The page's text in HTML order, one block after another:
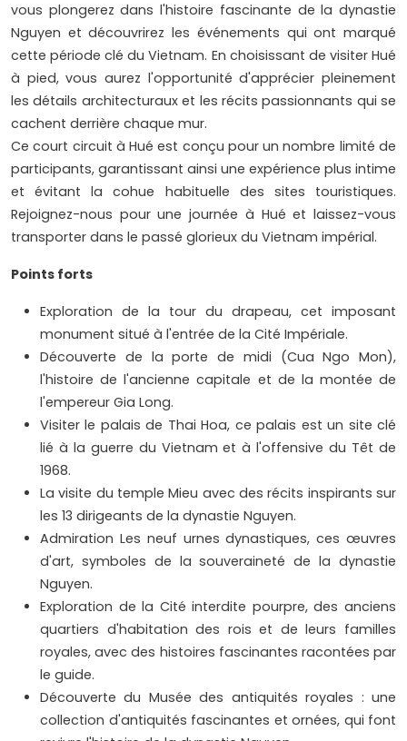
vous plongerez dans l'histoire fascinante de la dynastie
Nguyen et découvrirez les événements qui ont marqué
cette période clé du Vietnam. En choisissant de visiter Hué
à pied, vous aurez l'opportunité d'apprécier pleinement
les détails architecturaux et les récits passionnants qui se
cachent derrière chaque mur.
Ce court circuit à Hué est conçu pour un nombre limité de
participants, garantissant ainsi une expérience plus intime
et évitant la cohue habituelle des sites touristiques.
Rejoignez-nous pour une journée à Hué et laissez-vous
transporter dans le passé glorieux du Vietnam impérial.
Points forts
Exploration de la tour du drapeau, cet imposant
monument situé à l'entrée de la Cité Impériale.
Découverte de la porte de midi (Cua Ngo Mon),
l'histoire de l'ancienne capitale et de la montée de
l'empereur Gia Long.
Visiter le palais de Thai Hoa, ce palais est un site clé
lié à la guerre du Vietnam et à l'offensive du Têt de
1968.
La visite du temple Mieu avec des récits inspirants sur
les 13 dirigeants de la dynastie Nguyen.
Admiration Les neuf urnes dynastiques, ces œuvres
d'art, symboles de la souveraineté de la dynastie
Nguyen.
Exploration de la Cité interdite pourpre, des anciens
quartiers d'habitation des rois et de leurs familles
royales, avec des histoires fascinantes racontées par
le guide.
Découverte du Musée des antiquités royales : une
collection d'antiquités fascinantes et ornées, qui font